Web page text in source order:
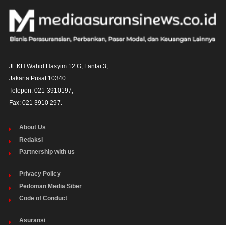
Jl. KH Wahid Hasyim 12 G, Lantai 3,
Jakarta Pusat 10340.
Telepon: 021-3910197,
Fax: 021 3910 297.
About Us
Redaksi
Partnership with us
Privacy Policy
Pedoman Media Siber
Code of Conduct
Asuransi